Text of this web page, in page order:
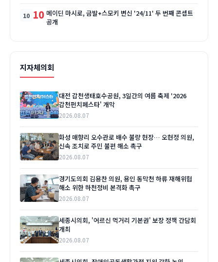
10 메이딘 마시로, 금발+스모키 변신 '24/11' 두 번째 콘셉트
공개
지자체의회
대전 갑천생태호수공원, 3일간의 여름 축제 '2026
갑천펀치페스타' 개막
2026.08.07
화성 매향리 오수관로 배수 불량 현장… 오현정 의원,
신속 조치로 주민 불편 해소 촉구
2026.08.07
경기도의회 김용찬 의원, 용인 동막천 하류 재해위험
해소 위한 하천정비 본격화 촉구
2026.08.07
세종시의회, '어르신 먹거리 기본권' 보장 정책 간담회
개최
2026.08.07